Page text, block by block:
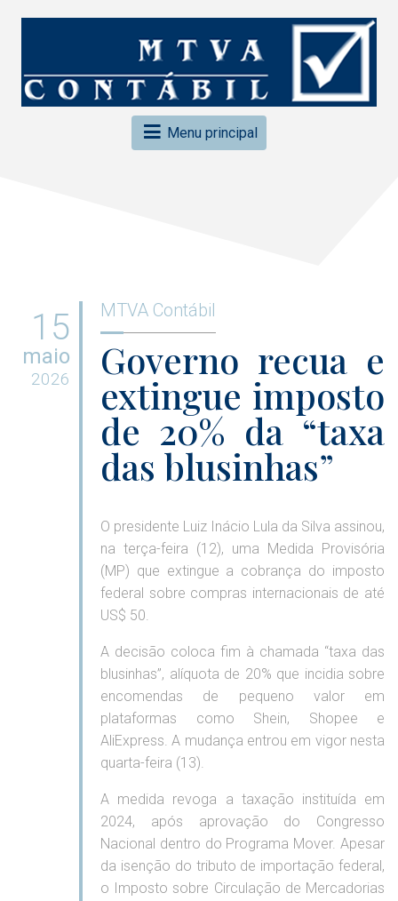
Menu principal
15
maio
2026
MTVA Contábil
Governo recua e
extingue imposto
de 20% da “taxa
das blusinhas”
O presidente Luiz Inácio Lula da Silva assinou,
na terça-feira (12), uma Medida Provisória
(MP) que extingue a cobrança do imposto
federal sobre compras internacionais de até
US$ 50.
A decisão coloca fim à chamada “taxa das
blusinhas”, alíquota de 20% que incidia sobre
encomendas de pequeno valor em
plataformas como Shein, Shopee e
AliExpress. A mudança entrou em vigor nesta
quarta-feira (13).
A medida revoga a taxação instituída em
2024, após aprovação do Congresso
Nacional dentro do Programa Mover. Apesar
da isenção do tributo de importação federal,
o Imposto sobre Circulação de Mercadorias